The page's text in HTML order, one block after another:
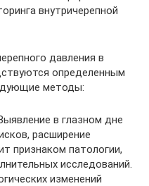
внутричерепной
давления в
определенным
методы:
в глазном дне
расширение
признаком патологии,
исследований.
изменений